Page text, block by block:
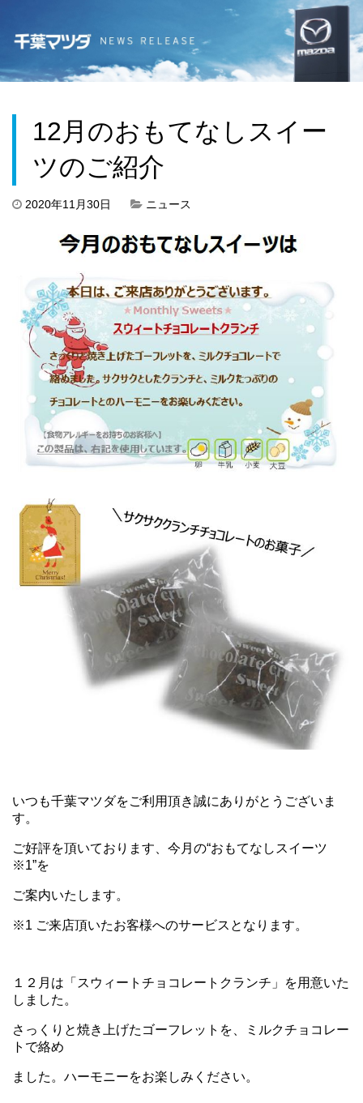
12月のおもてなしスイー
ツのご紹介
2020年11月30日 ニュース
いつも千葉マツダをご利用頂き誠にありがとうございま
す。
ご好評を頂いております、今月の“おもてなしスイーツ
※1”を
ご案内いたします。
※1 ご来店頂いたお客様へのサービスとなります。
１２月は「スウィートチョコレートクランチ」を用意いた
しました。
さっくりと焼き上げたゴーフレットを、ミルクチョコレー
トで絡め
ました。ハーモニーをお楽しみください。